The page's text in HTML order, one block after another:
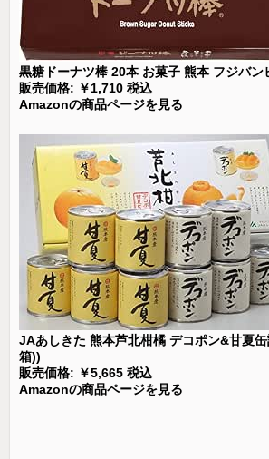
黒糖ドーナツ棒 20本 お菓子 熊本 フジバン
販売価格: ￥1,710 税込
Amazonの商品ページを見る
JAあしきた 熊本芦北柑橘 デコポン&甘夏
箱))
販売価格: ￥5,665 税込
Amazonの商品ページを見る